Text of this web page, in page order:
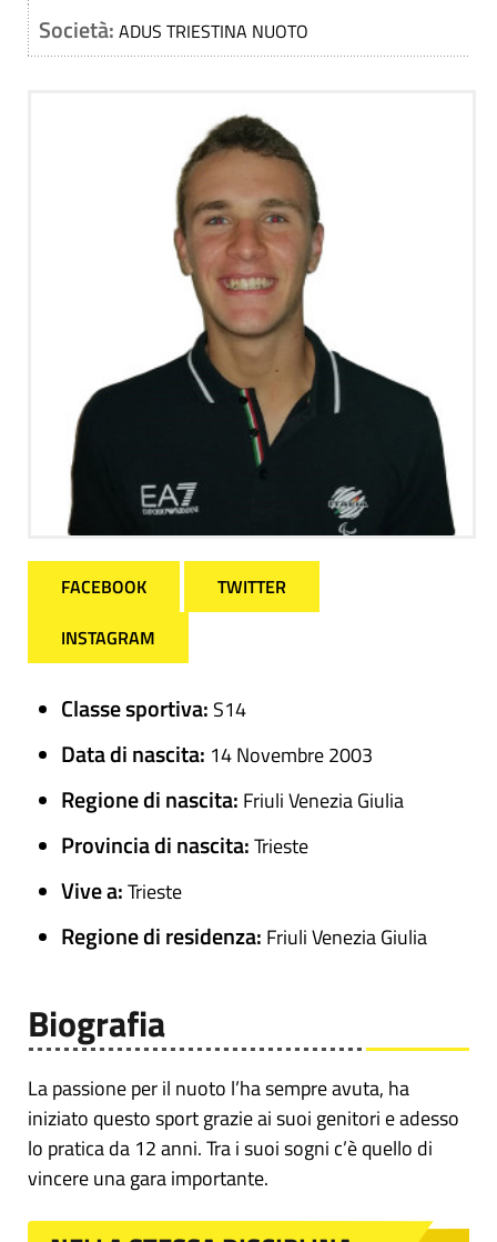
Società: ADUS TRIESTINA NUOTO
FACEBOOK
TWITTER
INSTAGRAM
Classe sportiva: S14
Data di nascita: 14 Novembre 2003
Regione di nascita: Friuli Venezia Giulia
Provincia di nascita:Trieste
Vive a:Trieste
Regione di residenza: Friuli Venezia Giulia
Biografia
La passione per il nuoto l’ha sempre avuta, ha
iniziato questo sport grazie ai suoi genitori e adesso
lo pratica da 12 anni. Tra i suoi sogni c’è quello di
vincere una gara importante.